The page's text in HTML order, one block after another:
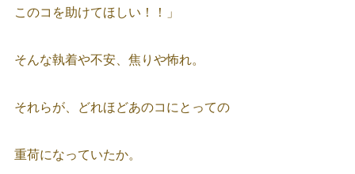
このコを助けてほしい！！」
そんな執着や不安、焦りや怖れ。
それらが、どれほどあのコにとっての
重荷になっていたか。